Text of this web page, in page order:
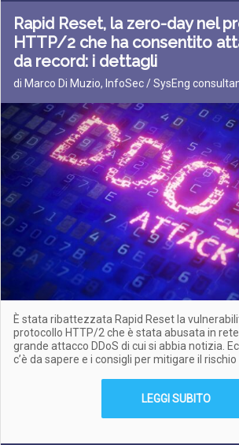
Rapid Reset, la zero-day nel
HTTP/2 che ha consentito
da record: i dettagli
di Marco Di Muzio, InfoSec / SysEng
È stata ribattezzata Rapid Reset la
protocollo HTTP/2 che è stata abusata in
grande attacco DDoS di cui si abbia notizia.
c’è da sapere e i consigli per mitigare il rischio
LEGGI SUBITO